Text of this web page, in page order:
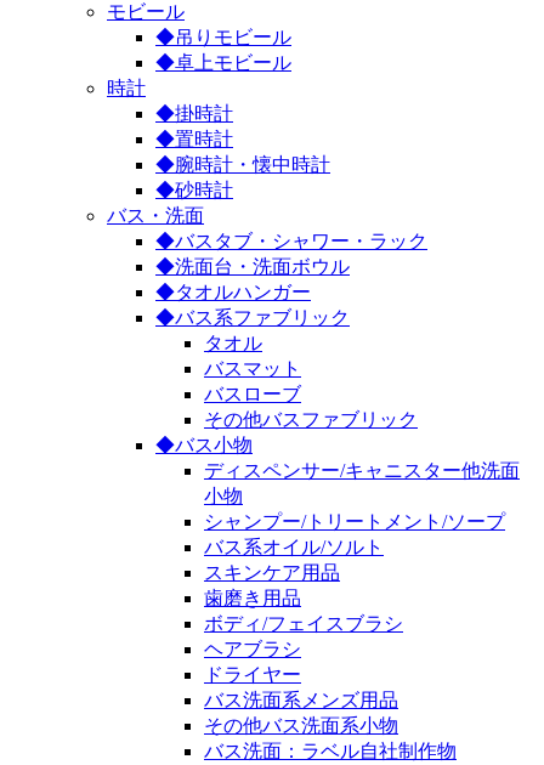
モビール
◆吊りモビール
◆卓上モビール
時計
◆掛時計
◆置時計
◆腕時計・懐中時計
◆砂時計
バス・洗面
◆バスタブ・シャワー・ラック
◆洗面台・洗面ボウル
◆タオルハンガー
◆バス系ファブリック
タオル
バスマット
バスローブ
その他バスファブリック
◆バス小物
ディスペンサー/キャニスター他洗面
小物
シャンプー/トリートメント/ソープ
バス系オイル/ソルト
スキンケア用品
歯磨き用品
ボディ/フェイスブラシ
ヘアブラシ
ドライヤー
バス洗面系メンズ用品
その他バス洗面系小物
バス洗面：ラベル自社制作物